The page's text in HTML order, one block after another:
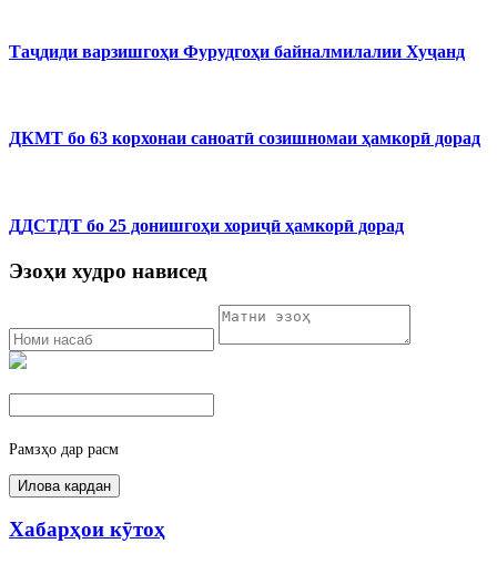
Таҷдиди варзишгоҳи Фурудгоҳи байналмилалии Хуҷанд
ДКМТ бо 63 корхонаи саноатӣ созишномаи ҳамкорӣ дорад
ДДСТДТ бо 25 донишгоҳи хориҷӣ ҳамкорӣ дорад
Эзоҳи худро нависед
Рамзҳо дар расм
Хабарҳои кӯтоҳ